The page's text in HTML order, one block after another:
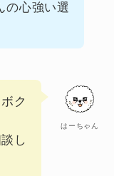
の心強い選
はーちゃん
ク
し